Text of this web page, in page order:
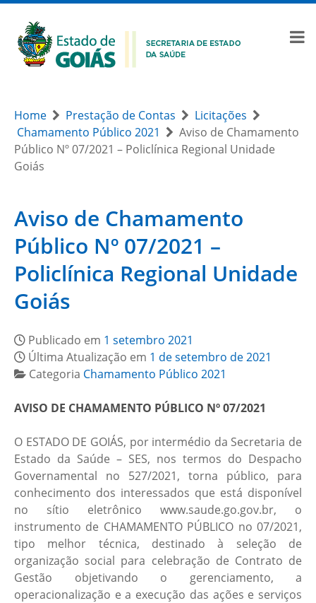
Home Prestação de Contas
Licitações
Chamamento Público 2021
Aviso de Chamamento
Público Nº 07/2021 – Policlínica Regional Unidade
Goiás
Aviso de Chamamento
Público Nº 07/2021 –
Policlínica Regional Unidade
Goiás
Publicado em 1 setembro 2021
Última Atualização em 1 de setembro de 2021
Categoria Chamamento Público 2021
AVISO DE CHAMAMENTO PÚBLICO Nº 07/2021
O ESTADO DE GOIÁS, por intermédio da Secretaria de
Estado da Saúde – SES, nos termos do Despacho
Governamental no 527/2021, torna público, para
conhecimento dos interessados que está disponível
no sítio eletrônico www.saude.go.gov.br, o
instrumento de CHAMAMENTO PÚBLICO no 07/2021,
tipo melhor técnica, destinado à seleção de
organização social para celebração de Contrato de
Gestão objetivando o gerenciamento, a
operacionalização e a execução das ações e serviços